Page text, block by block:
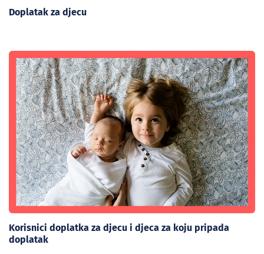
Doplatak za djecu
Korisnici doplatka za djecu i djeca za koju pripada
doplatak